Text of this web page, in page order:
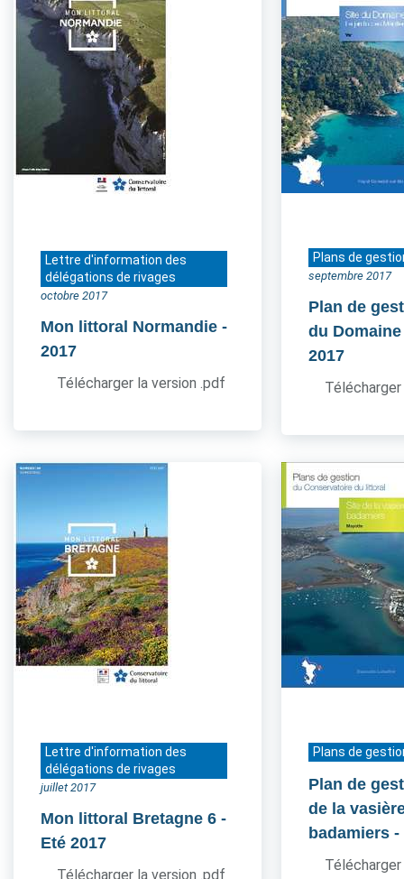
Lettre d'information des
délégations de rivages
octobre 2017
Mon littoral Normandie -
2017
Télécharger la version .pdf
Plans de
septembre 2017
Plan de
du
2017
Lettre d'information des
délégations de rivages
juillet 2017
Mon littoral Bretagne 6 -
Eté 2017
Télécharger la version .pdf
Plans de
Plan de
de la
badamiers -